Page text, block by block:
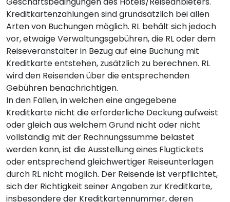
Kreditkartenzahlungen sind grundsätzlich bei allen
Arten von Buchungen möglich. RL behält sich jedoch
vor, etwaige Verwaltungsgebühren, die RL oder dem
Reiseveranstalter in Bezug auf eine Buchung mit
Kreditkarte entstehen, zusätzlich zu berechnen. RL
wird den Reisenden über die entsprechenden
Gebühren benachrichtigen.
In den Fällen, in welchen eine angegebene
Kreditkarte nicht die erforderliche Deckung aufweist
oder gleich aus welchem Grund nicht oder nicht
vollständig mit der Rechnungssumme belastet
werden kann, ist die Ausstellung eines Flugtickets
oder entsprechend gleichwertiger Reiseunterlagen
durch RL nicht möglich. Der Reisende ist verpflichtet,
sich der Richtigkeit seiner Angaben zur Kreditkarte,
insbesondere der Kreditkartennummer, deren